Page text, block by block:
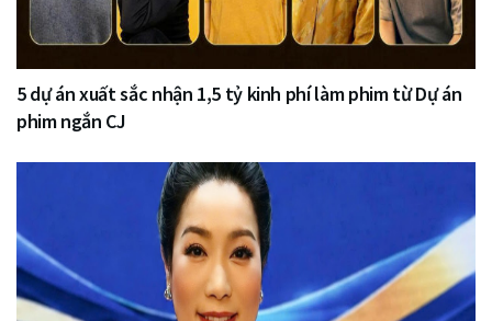
5 dự án xuất sắc nhận 1,5 tỷ kinh phí làm phim từ Dự án
phim ngắn CJ